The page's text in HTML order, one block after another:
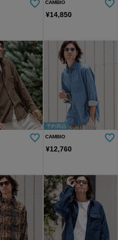
CAMBIO
¥14,850
予約商品
CAMBIO
¥12,760